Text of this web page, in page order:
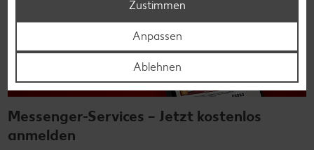
Messenger-Services – Jetzt kostenlos
anmelden
Zustimmen
Anpassen
Ablehnen